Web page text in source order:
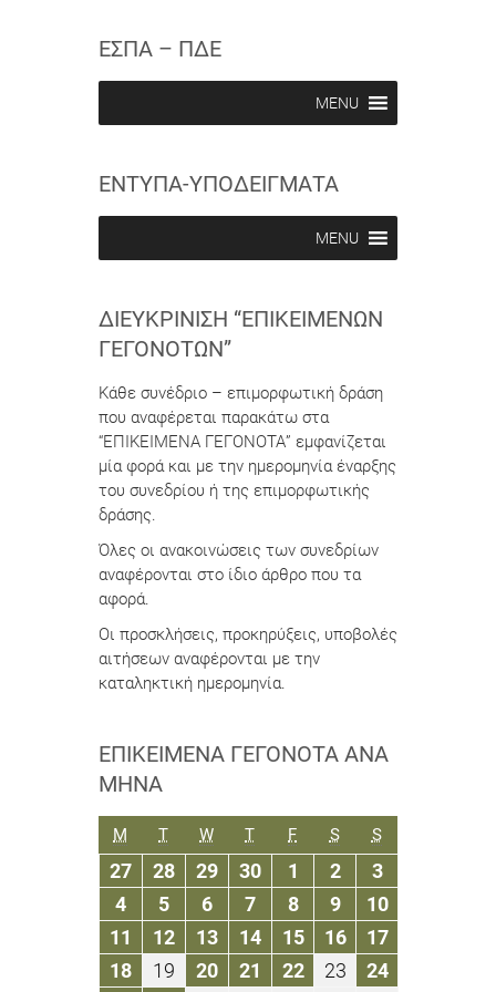
r
r
ΕΣΠΑ – ΠΔΕ
MENU
ΕΝΤΥΠΑ-ΥΠΟΔΕΙΓΜΑΤΑ
MENU
ΔΙΕΥΚΡΊΝΙΣΗ “ΕΠΙΚΕΊΜΕΝΩΝ
ΓΕΓΟΝΌΤΩΝ”
Κάθε συνέδριο – επιμορφωτική δράση
που αναφέρεται παρακάτω στα
“ΕΠΙΚΕΙΜΕΝΑ ΓΕΓΟΝΟΤΑ” εμφανίζεται
μία φορά και με την ημερομηνία έναρξης
του συνεδρίου ή της επιμορφωτικής
δράσης.
Όλες οι ανακοινώσεις των συνεδρίων
αναφέρονται στο ίδιο άρθρο που τα
αφορά.
Οι προσκλήσεις, προκηρύξεις, υποβολές
αιτήσεων αναφέρονται με την
καταληκτική ημερομηνία.
ΕΠΙΚΕΊΜΕΝΑ ΓΕΓΟΝΌΤΑ ΑΝΆ
ΜΉΝΑ
M ΔΕΥΤΈΡΑ
TΤΡΊΤΗ
WΤΕΤΆΡΤΗ
TΠΈΜΠΤΗ
FΠΑΡΑΣΚΕΥΉ
SΣΆΒΒΑΤΟ
SΚΥΡΙΑΚΉ
2727
Σεπτεμβρίου
2021
2828
Σεπτεμβρίου
2021
2929
Σεπτεμβρίου
2021
3030
Σεπτεμβρίου
2021
1
Οκτωβρίου
2021
22
Οκτωβρίου
2021
33
Οκτωβρίου
2021
44
Οκτωβρίου
2021
55
Οκτωβρίου
2021
66
Οκτωβρίου
2021
77
Οκτωβρίου
2021
88
Οκτωβρίου
2021
99
Οκτωβρίου
2021
1010
Οκτωβρίου
2021
11
Οκτωβρίου
2021
1212
Οκτωβρίου
2021
1313
Οκτωβρίου
2021
1414
Οκτωβρίου
2021
1515
Οκτωβρίου
2021
1616
Οκτωβρίου
2021
1717
Οκτωβρίου
2021
1818 19 2020 21 2222 23232424